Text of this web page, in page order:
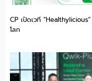
CP เปิดเวที
โลก